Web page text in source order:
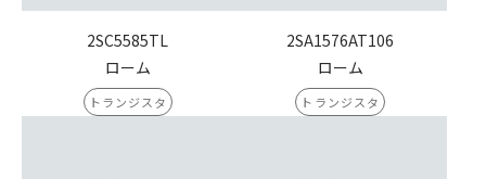
2SC5585TL
ローム
トランジスタ
2SA1576AT106
ローム
トランジスタ